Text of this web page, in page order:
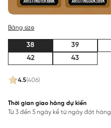
4.5(406)
Bảng size
38 39
42
43
Thời gian giao hàng dự kiến
Từ 3 đến 5 ngày kể từ ngày đặt hàng